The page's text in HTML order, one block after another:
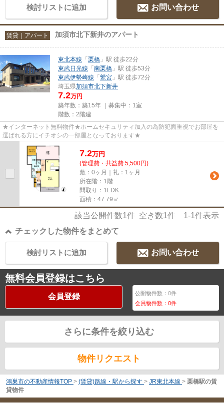
検討リストに追加 お問い合わせ
賃貸｜アパート 加須市北下新井のアパート
東北本線 「 栗橋 」駅 徒歩22分
東武日光線 「 南栗橋 」駅 徒歩53分
東武伊勢崎線 「 鷲宮 」駅 徒歩72分
埼玉県加須市北下新井
7.2万円
築年数：築15年 ｜募集中： 1室
階数：2階建
★インターネット無料物件★ホームセキュリティ加入の為防犯面重視でお部屋を
選ばれる方にイチオシの一部屋となっております★
7.2万円
(管理費・共益費 5,500円)
敷：0ヶ月｜礼：1ヶ月
所在階：1階
間取り：1LDK
面積：47.79㎡
該当公開件数1件 空き数1件 1-1件表示
チェックした物件をまとめて
お問い合わせ
検討リストに追加
無料会員登録はこちら
会員登録 公開物件数：0件
会員物件数：0件
さらに条件を絞り込む
物件リクエスト
鴻巣市の不動産情報TOP > (賃貸)路線・駅から探す > JR東北本線 > 栗橋駅の賃
貸物件